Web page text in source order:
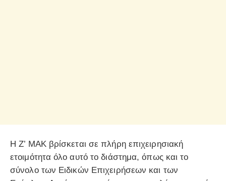
Η Ζ’ ΜΑΚ βρίσκεται σε πλήρη επιχειρησιακή
ετοιμότητα όλο αυτό το διάστημα, όπως και το
σύνολο των Ειδικών Επιχειρήσεων και των